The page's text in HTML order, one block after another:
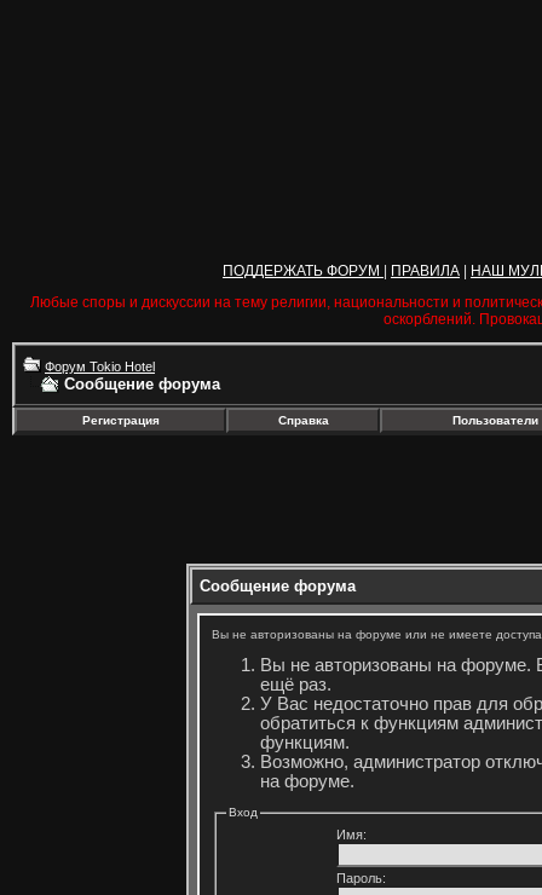
ПОДДЕРЖАТЬ ФОРУМ ПРАВИЛА
НАШ
Любые споры и дискуссии на тему религии, национальности и
оскорблений.
Форум Tokio Hotel
Сообщение форума
Регистрация Справка Пользователи
Сообщение форума
Вы не авторизованы на форуме или не имеете
Вы не авторизованы на форуме.
ещё раз.
У Вас недостаточно прав для
обратиться к функциям
функциям.
Возможно, администратор
на форуме.
Вход
Имя:
Пароль: